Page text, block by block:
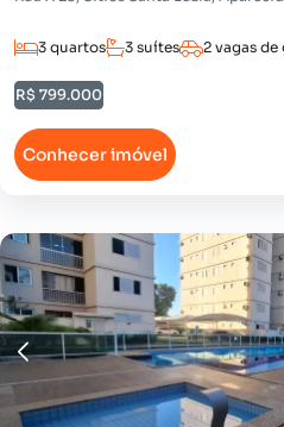
3 quartos 3 suítes 2 vagas de
R$ 799.000
Conhecer imóvel